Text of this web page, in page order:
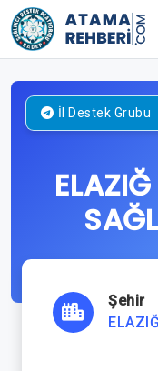
İl Destek Grubu
Şehir
ELAZIĞ